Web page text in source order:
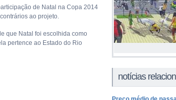
notícias
de Natal na Copa 2014
ao projeto.
que Natal foi escolhida como
pertence ao Estado do Rio